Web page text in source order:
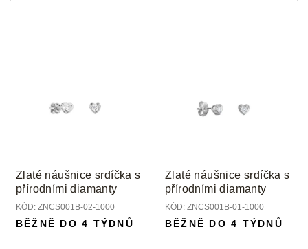
Zlaté náušnice srdíčka s
přírodními diamanty
KÓD: ZNCS001B-02-1000
BĚŽNĚ DO 4 TÝDNŮ
Zlaté náušnice srdíčka s
přírodními diamanty
KÓD: ZNCS001B-01-1000
BĚŽNĚ DO 4 TÝDNŮ